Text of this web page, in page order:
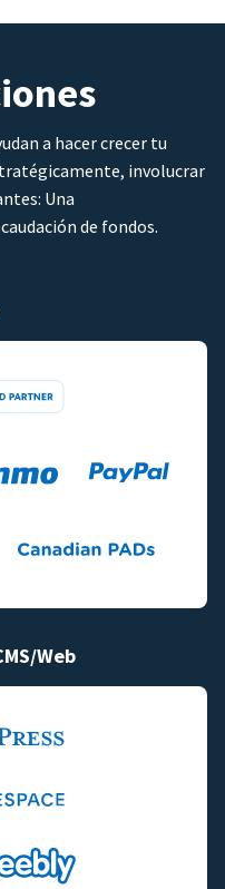
a hacer crecer tu
involucrar
Una
de fondos.
Web